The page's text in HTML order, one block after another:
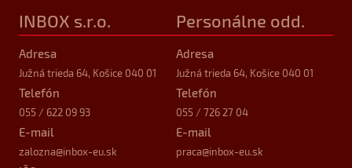
INBOX s.r.o.
Adresa
Južná trieda 64, Košice 040 01
Telefón
055 / 622 09 93
E-mail
zalozna@inbox-eu.sk
Personálne odd.
Adresa
Južná trieda 64, Košice 040 01
Telefón
055 / 726 27 04
E-mail
praca@inbox-eu.sk